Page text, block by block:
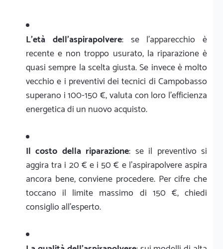
L'età dell'aspirapolvere: se l'apparecchio è
recente e non troppo usurato, la riparazione è
quasi sempre la scelta giusta. Se invece è molto
vecchio e i preventivi dei tecnici di Campobasso
superano i 100-150 €, valuta con loro l'efficienza
energetica di un nuovo acquisto.
Il costo della riparazione: se il preventivo si
aggira tra i 20 € e i 50 € e l'aspirapolvere aspira
ancora bene, conviene procedere. Per cifre che
toccano il limite massimo di 150 €, chiedi
consiglio all'esperto.